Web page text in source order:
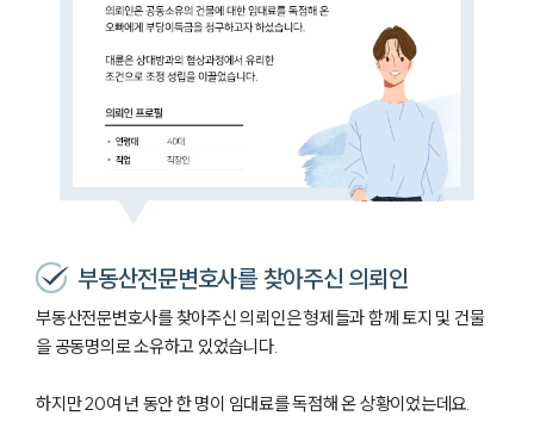
부동산전문변호사를 찾아주신 의뢰인
부동산전문변호사를 찾아주신 의뢰인은 형제들과 함께 토지 및 건물
을 공동명의로 소유하고 있었습니다.
하지만 20여 년 동안 한 명이 임대료를 독점해 온 상황이었는데요.